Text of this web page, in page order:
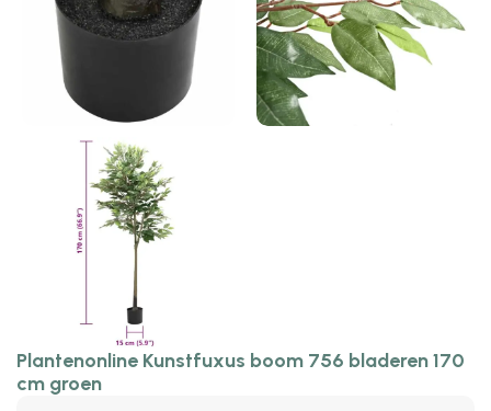
Plantenonline Kunstfuxus boom 756 bladeren 170
cm groen